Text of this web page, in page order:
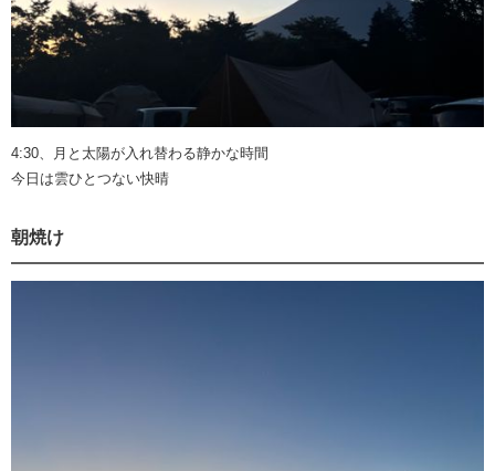
4:30、月と太陽が入れ替わる静かな時間
今日は雲ひとつない快晴
朝焼け